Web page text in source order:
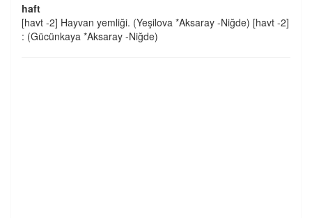
haft
[havt -2] Hayvan yemliği. (Yeşilova *Aksaray -Niğde) [havt -2]
: (Gücünkaya *Aksaray -Niğde)